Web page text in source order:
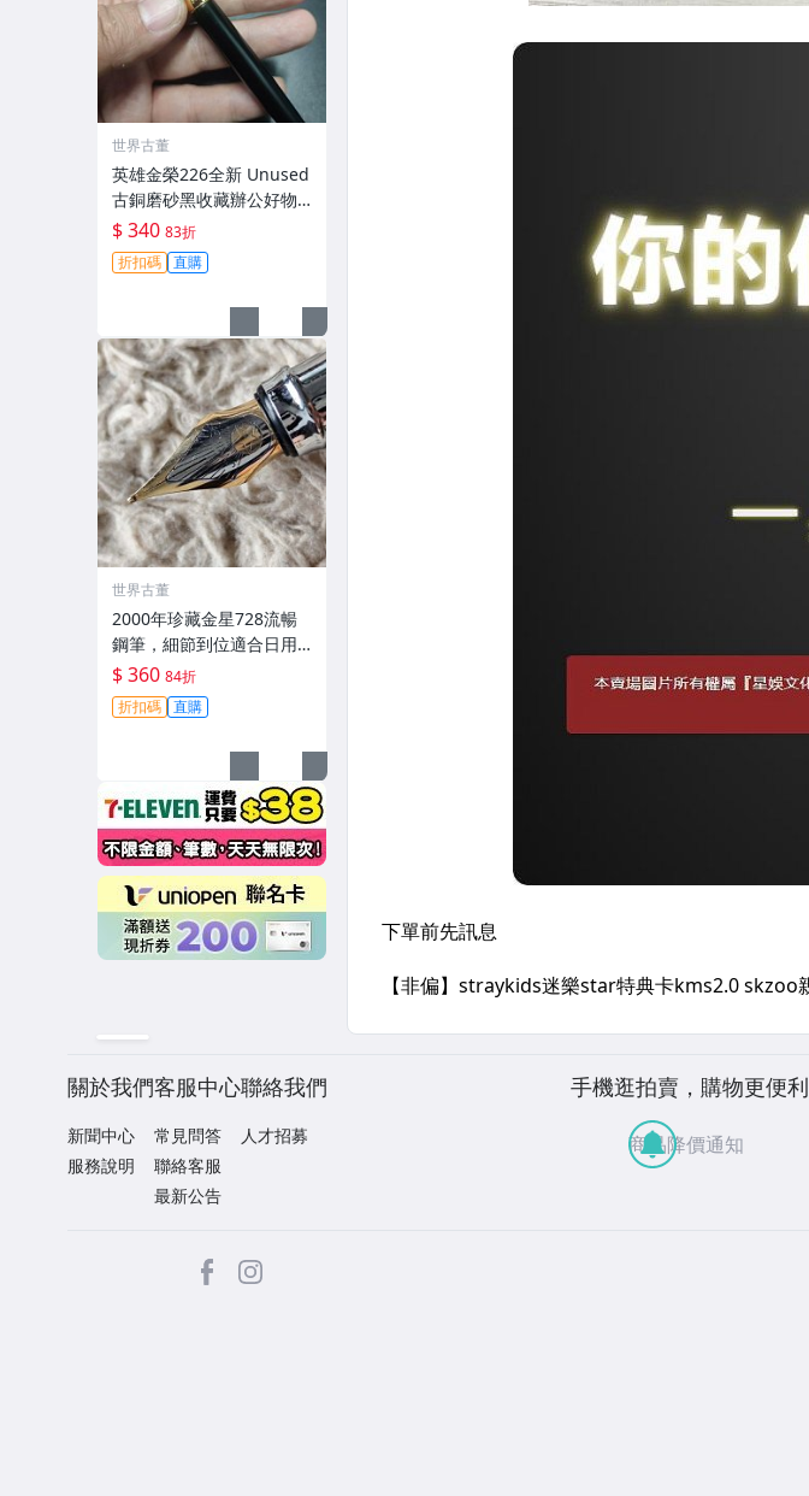
世界古董
英雄金榮226全新 Unused
古銅磨砂黑收藏辦公好物
英雄鋼筆 國產 名筆 業界推
薦 抗磨耐用
$ 340 83折
折扣碼 直購
世界古董
2000年珍藏金星728流暢
鋼筆，細節到位適合日用
與收藏 金星 728 鋪料 鉛筆
感
$ 360 84折
折扣碼 直購
關於我們
新聞中心
服務說明
客服中心
常見問答
聯絡客服
最新公告
聯絡我們
人才招募
手機逛拍賣，購物更便利
商品降價通知
facebook